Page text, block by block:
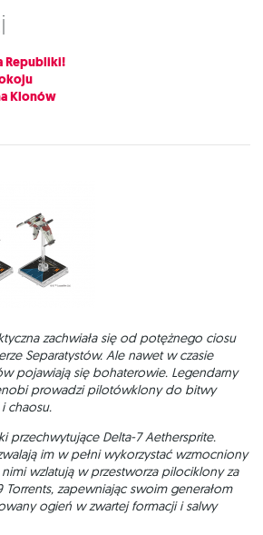
Republiki!
Klonów
zachwiała się od potężnego ciosu
Separatystów. Ale nawet w czasie
pojawiają się bohaterowie. Legendarny
prowadzi pilotówklony do bitwy
chaosu.
przechwytujące Delta-7 Aethersprite.
im w pełni wykorzystać wzmocniony
wzlatują w przestworza pilociklony za
Torrents, zapewniając swoim generałom
ogień w zwartej formacji i salwy